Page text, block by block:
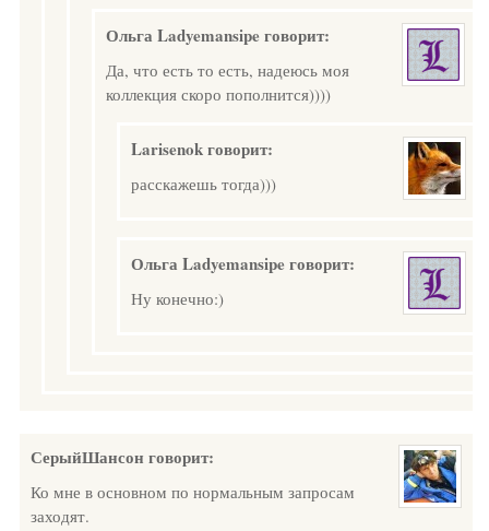
Ольга Ladyemansipe говорит:
Да, что есть то есть, надеюсь моя
коллекция скоро пополнится))))
Larisenokговорит:
расскажешь тогда)))
Ольга Ladyemansipe говорит:
Ну конечно:)
СерыйШансон говорит:
Ко мне в основном по нормальным запросам
заходят.